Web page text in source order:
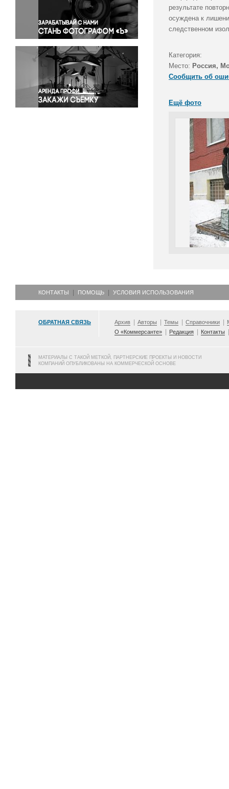
Правосудие
Происшествия и конфликты
Религия
Светская жизнь
Спорт
Экология
Экономика и бизнес
результате
осуждена к
следственном
Категория:
Место: Россия,
Сообщить об
Ещё фото
КОНТАКТЫ ПОМОЩЬ УСЛОВИЯ ИСПОЛЬЗОВАНИЯ
ОБРАТНАЯ СВЯЗЬ Архив Авторы Темы Справочники
О «Коммерсанте»
Редакция Контакты
МАТЕРИАЛЫ С ТАКОЙ МЕТКОЙ, ПАРТНЕРСКИЕ ПРОЕКТЫ И НОВОСТИ
КОМПАНИЙ ОПУБЛИКОВАНЫ НА КОММЕРЧЕСКОЙ ОСНОВЕ